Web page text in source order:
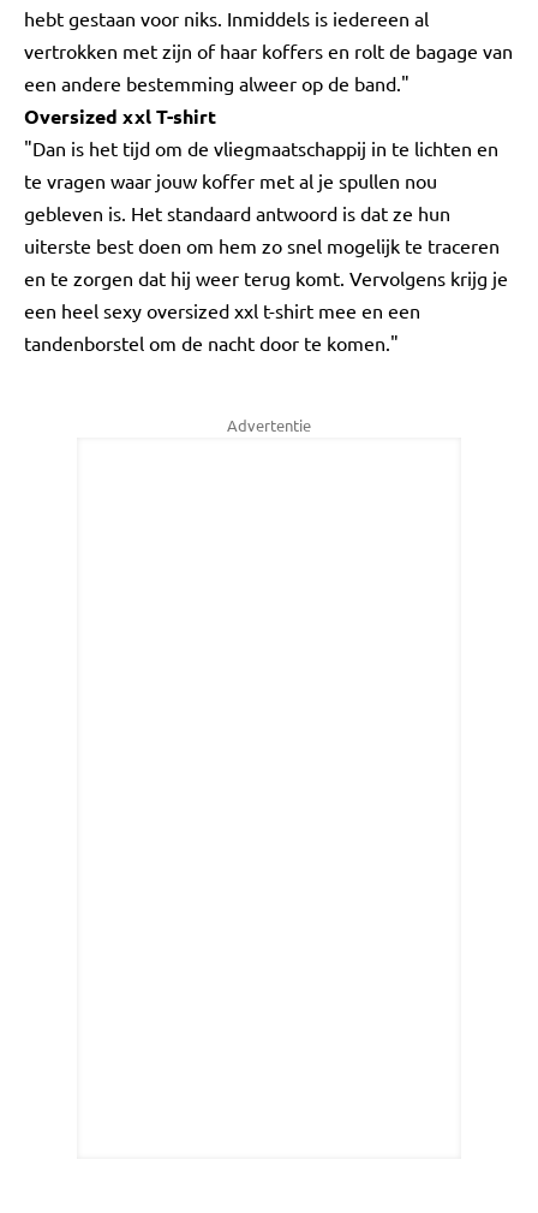
hebt gestaan voor niks. Inmiddels is iedereen al
vertrokken met zijn of haar koffers en rolt de bagage van
een andere bestemming alweer op de band."
Oversized xxl T-shirt
"Dan is het tijd om de vliegmaatschappij in te lichten en
te vragen waar jouw koffer met al je spullen nou
gebleven is. Het standaard antwoord is dat ze hun
uiterste best doen om hem zo snel mogelijk te traceren
en te zorgen dat hij weer terug komt. Vervolgens krijg je
een heel sexy oversized xxl t-shirt mee en een
tandenborstel om de nacht door te komen."
Advertentie